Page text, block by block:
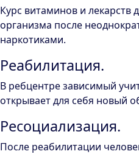
Курс витаминов и лекарств
организма после
наркотиками.
Реабилитация.
В ребцентре зависимый
открывает для себя новый
Ресоциализация.
После реабилитации